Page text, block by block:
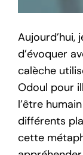
Aujourd’hui,
d’évoquer
calèche
Odoul pour
l’être
différents
cette